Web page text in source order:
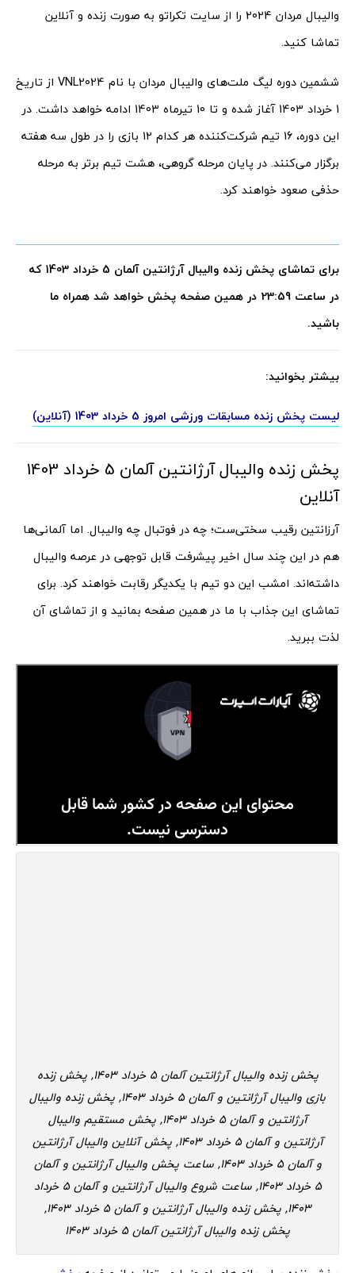
والیبال مردان 2024 را از سایت تکراتو به صورت زنده و آنلاین
تماشا کنید.
ششمین دوره لیگ ملت‌های والیبال مردان با نام VNL2024 از تاریخ
1 خرداد 1403 آغاز شده و تا 10 تیرماه 1403 ادامه خواهد داشت. در
این دوره، 16 تیم شرکت‌کننده هر کدام 12 بازی را در طول سه هفته
برگزار می‌کنند. در پایان مرحله گروهی، هشت تیم برتر به مرحله
حذفی صعود خواهند کرد.
برای تماشای پخش زنده والیبال آرژانتین آلمان 5 خرداد 1403 که
در ساعت 23:59 در همین صفحه پخش خواهد شد همراه ما
باشید.
بیشتر بخوانید:
لیست پخش زنده مسابقات ورزشی امروز 5 خرداد 1403 (آنلاین)
پخش زنده والیبال آرژانتین آلمان 5 خرداد 1403
آنلاین
آرزانتین رقیب سختی‌ست؛ چه در فوتبال چه والیبال. اما آلمانی‌ها
هم در این چند سال اخیر پیشرفت قابل توجهی در عرصه والیبال
داشته‌اند. امشب این دو تیم با یکدیگر رقابت خواهند کرد. برای
تماشای این جذاب با ما در همین صفحه بمانید و از تماشای آن
لذت ببرید.
پخش زنده والیبال آرژانتین آلمان 5 خرداد 1403, پخش زنده
بازی والیبال آرژانتین و آلمان 5 خرداد 1403, پخش زنده والیبال
آرژانتین و آلمان 5 خرداد 1403, پخش مستقیم والیبال
آرژانتین و آلمان 5 خرداد 1403, پخش آنلاین والیبال آرژانتین
و آلمان 5 خرداد 1403, ساعت پخش والیبال آرژانتین و آلمان
5 خرداد 1403, ساعت شروع والیبال آرژانتین و آلمان 5 خرداد
1403, پخش زنده والیبال آرژانتین و آلمان 5 خرداد 1403,
پخش زنده والیبال آرژانتین آلمان 5 خرداد 1403